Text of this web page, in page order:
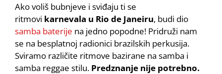
Ako voliš bubnjeve i sviđaju ti se
ritmovi karnevala u Rio de Janeiru, budi dio
samba baterije na jedno popodne! Pridruži nam
se na besplatnoj radionici brazilskih perkusija.
Sviramo različite ritmove bazirane na samba i
samba reggae stilu. Predznanje nije potrebno.